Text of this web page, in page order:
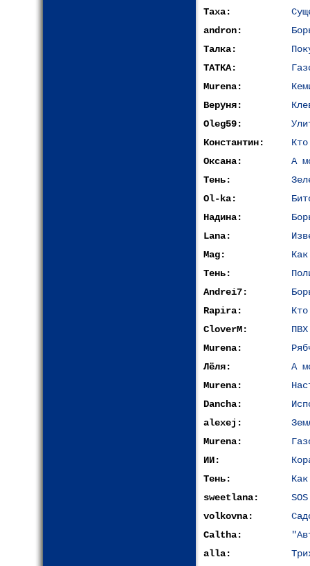
Таха:
andron:
Талка:
TATKA:
Murena:
Веруня:
Oleg59:
Константин:
Оксана:
А
Тень:
Ol-ka:
Надина:
Lana:
Mag:
Тень:
Andrei7:
Rapira:
CloverM:
Murena:
Лёля:
А
Murena:
Dancha:
alexej:
Murena:
ИИ:
Тень:
sweetlana:
volkovna:
Caltha:
alla: